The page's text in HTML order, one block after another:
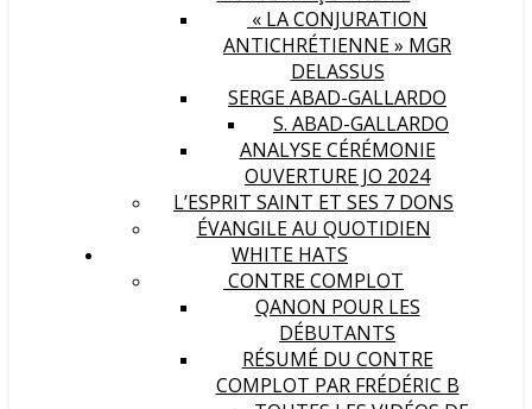
« LA CONJURATION
ANTICHRÉTIENNE » MGR
DELASSUS
SERGE ABAD-GALLARDO
S. ABAD-GALLARDO
ANALYSE CÉRÉMONIE
OUVERTURE JO 2024
L’ESPRIT SAINT ET SES 7 DONS
ÉVANGILE AU QUOTIDIEN
WHITE HATS
CONTRE COMPLOT
QANON POUR LES
DÉBUTANTS
RÉSUMÉ DU CONTRE
COMPLOT PAR FRÉDÉRIC B